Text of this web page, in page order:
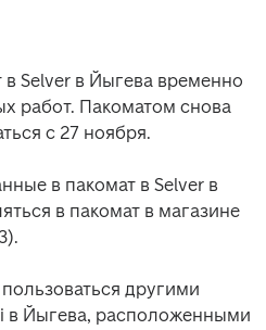
в Selver в Йыгева временно
работ. Пакоматом снова
с 27 ноября.
в пакомат в Selver в
в пакомат в магазине
другими
в Йыгева, расположенными